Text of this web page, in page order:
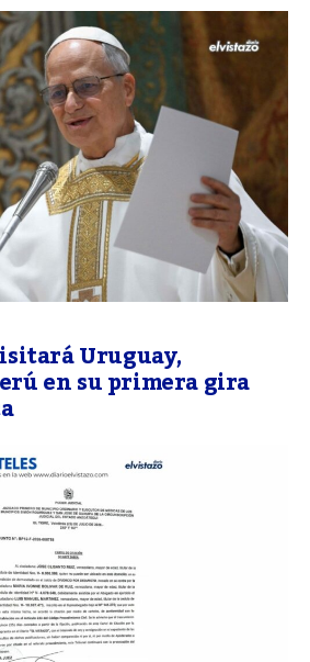
Uruguay,
en su primera gira